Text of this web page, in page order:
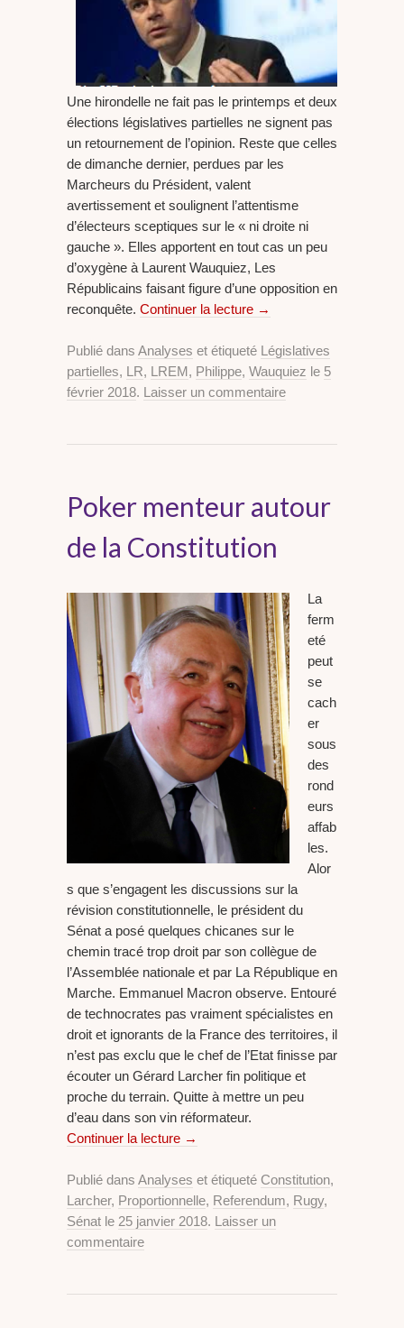
Une hirondelle ne fait pas le printemps et deux
élections législatives partielles ne signent pas
un retournement de l’opinion. Reste que celles
de dimanche dernier, perdues par les
Marcheurs du Président, valent
avertissement et soulignent l’attentisme
d’électeurs sceptiques sur le « ni droite ni
gauche ». Elles apportent en tout cas un peu
d’oxygène à Laurent Wauquiez, Les
Républicains faisant figure d’une opposition en
reconquête. Continuer la lecture →
Publié dans Analyses et étiqueté Législatives
partielles, LR, LREM, Philippe, Wauquiez le 5
février 2018. Laisser un commentaire
Poker menteur autour
de la Constitution
La
ferm
eté
peut
se
cach
er
sous
des
rond
eurs
affab
les.
Alor
s que s’engagent les discussions sur la
révision constitutionnelle, le président du
Sénat a posé quelques chicanes sur le
chemin tracé trop droit par son collègue de
l’Assemblée nationale et par La République en
Marche. Emmanuel Macron observe. Entouré
de technocrates pas vraiment spécialistes en
droit et ignorants de la France des territoires, il
n’est pas exclu que le chef de l’Etat finisse par
écouter un Gérard Larcher fin politique et
proche du terrain. Quitte à mettre un peu
d’eau dans son vin réformateur.
Continuer la lecture →
Publié dans Analyses et étiqueté Constitution,
Larcher, Proportionnelle, Referendum, Rugy,
Sénat le 25 janvier 2018. Laisser un
commentaire